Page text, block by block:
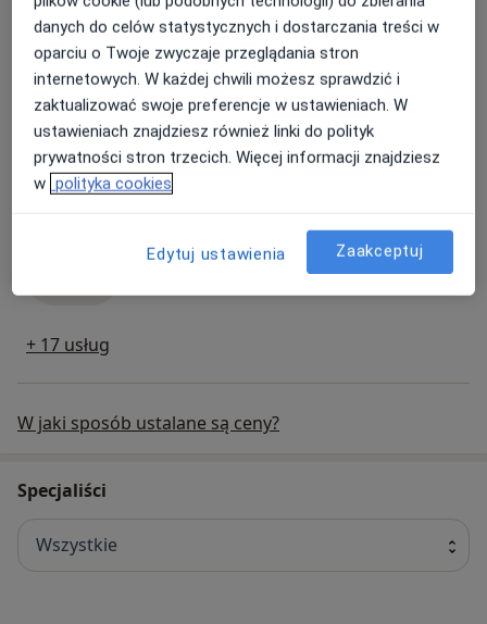
Wkładka domaciczna
Od 700 zł
Szczegóły wkładka domaciczna
Umów
Konsultacja andrologiczna
Konsultacja andrologiczna
+ 17 usług
W jaki sposób ustalane są ceny?
Specjaliści
Wszystkie
danych do celów statystycznych i dostarczania treści w
oparciu o Twoje zwyczaje przeglądania stron
internetowych. W każdej chwili możesz sprawdzić i
zaktualizować swoje preferencje w ustawieniach. W
ustawieniach znajdziesz również linki do polityk
prywatności stron trzecich. Więcej informacji znajdziesz
w polityka cookies
Edytuj ustawienia Zaakceptuj